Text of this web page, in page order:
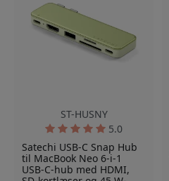
ST-HUSNY
5.0
Satechi USB-C Snap Hub
til MacBook Neo 6-i-1
USB-C-hub med HDMI,